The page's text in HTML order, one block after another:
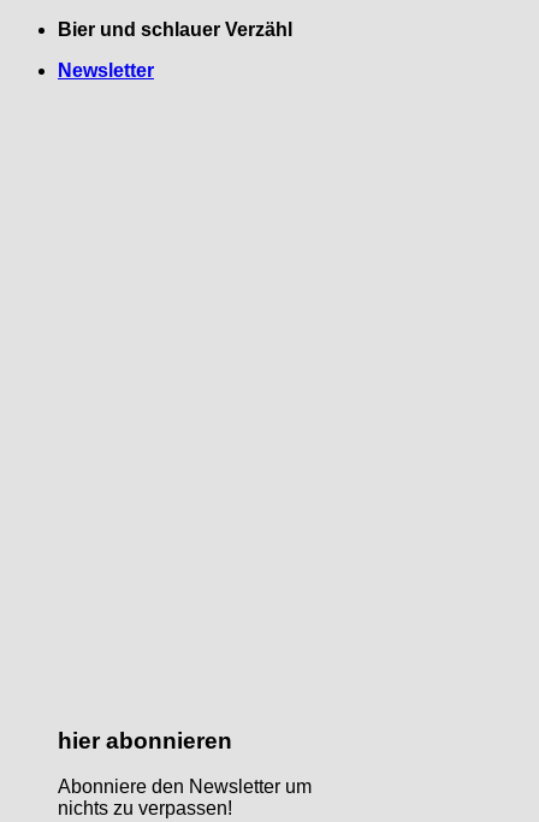
Zum
springen
Bier und schlauer Verzähl
Newsletter
hier abonnieren
Abonniere den Newsletter um
nichts zu verpassen!